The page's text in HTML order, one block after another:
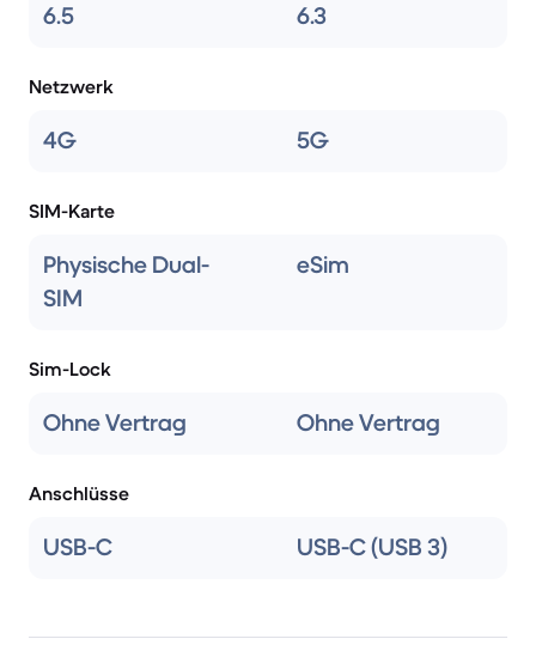
6.5 6.3
Netzwerk
4G 5G
SIM-Karte
Physische Dual-
SIM
eSim
Sim-Lock
Ohne Vertrag Ohne Vertrag
Anschlüsse
USB-C USB-C (USB 3)